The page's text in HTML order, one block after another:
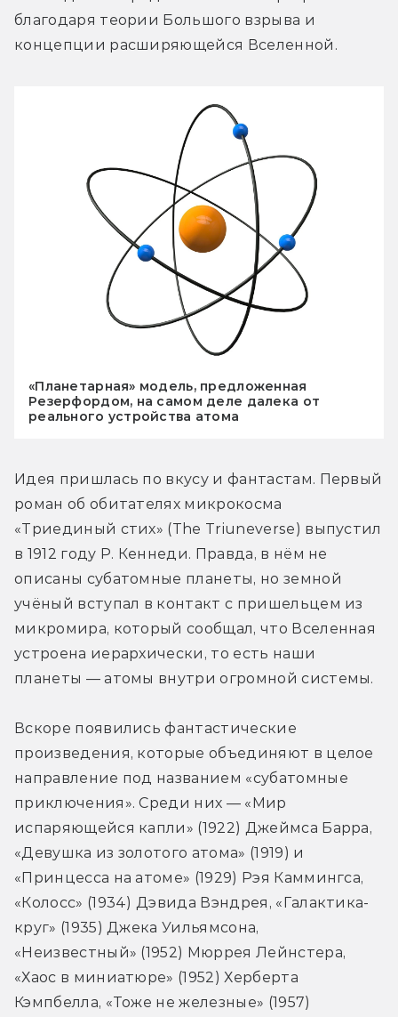
благодаря теории Большого взрыва и
концепции расширяющейся Вселенной.
«Планетарная» модель, предложенная
Резерфордом, на самом деле далека от
реального устройства атома
Идея пришлась по вкусу и фантастам. Первый
роман об обитателях микрокосма
«Триединый стих» (The Triuneverse) выпустил
в 1912 году Р. Кеннеди. Правда, в нём не
описаны субатомные планеты, но земной
учёный вступал в контакт с пришельцем из
микромира, который сообщал, что Вселенная
устроена иерархически, то есть наши
планеты — атомы внутри огромной системы.
Вскоре появились фантастические
произведения, которые объединяют в целое
направление под названием «субатомные
приключения». Среди них — «Мир
испаряющейся капли» (1922) Джеймса Барра,
«Девушка из золотого атома» (1919) и
«Принцесса на атоме» (1929) Рэя Каммингса,
«Колосс» (1934) Дэвида Вэндрея, «Галактика-
круг» (1935) Джека Уильямсона,
«Неизвестный» (1952) Мюррея Лейнстера,
«Хаос в миниатюре» (1952) Херберта
Кэмпбелла, «Тоже не железные» (1957)